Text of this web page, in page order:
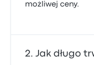
możliwej ceny.
Jak długo